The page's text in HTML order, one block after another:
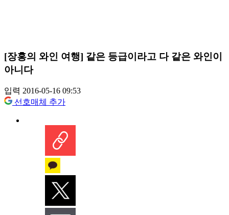
[장홍의 와인 여행] 같은 등급이라고 다 같은 와인이
아니다
입력 2016-05-16 09:53
선호매체 추가